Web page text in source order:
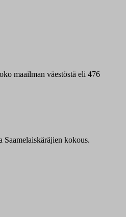
maailman väestöstä eli 476
Saamelaiskäräjien kokous.